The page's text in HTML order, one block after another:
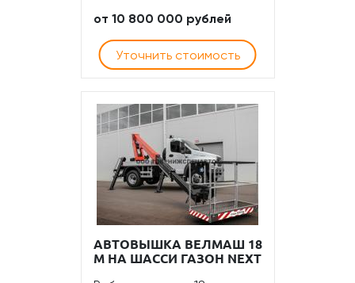
от 10 800 000 рублей
Уточнить стоимость
АВТОВЫШКА ВЕЛМАШ 18
М НА ШАССИ ГАЗОН NEXT